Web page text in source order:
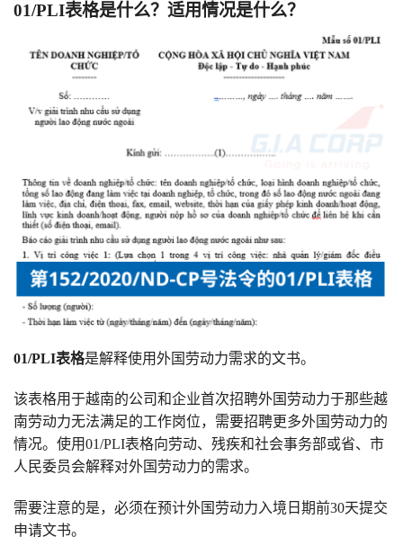
01/PLI表格是什么？适用情况是什么？
01/PLI表格是解释使用外国劳动力需求的文书。
该表格用于越南的公司和企业首次招聘外国劳动力于那些越
南劳动力无法满足的工作岗位，需要招聘更多外国劳动力的
情况。使用01/PLI表格向劳动、残疾和社会事务部或省、市
人民委员会解释对外国劳动力的需求。
需要注意的是，必须在预计外国劳动力入境日期前30天提交
申请文书。